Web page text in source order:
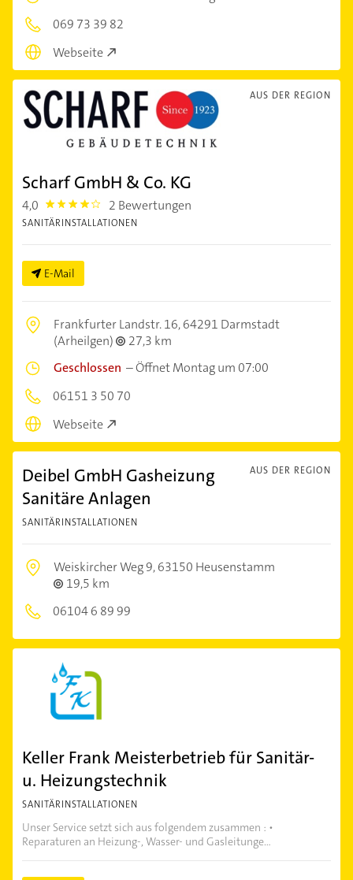
069 73 39 82
Webseite
AUS DER REGION
Scharf GmbH & Co. KG
4,0 4.0 2 Bewertungen
SANITÄRINSTALLATIONEN
E-Mail
Frankfurter Landstr. 16,64291 Darmstadt
(Arheilgen)
27,3 km
Geschlossen –Öffnet Montag um 07:00
06151 3 50 70
Webseite
AUS DER REGION
Deibel GmbH Gasheizung
Sanitäre Anlagen
SANITÄRINSTALLATIONEN
Weiskircher Weg 9,63150 Heusenstamm
19,5 km
06104 6 89 99
Keller Frank Meisterbetrieb für Sanitär-
u. Heizungstechnik
SANITÄRINSTALLATIONEN
Unser Service setzt sich aus folgendem zusammen : •
Reparaturen an Heizung-, Wasser- und Gasleitunge...